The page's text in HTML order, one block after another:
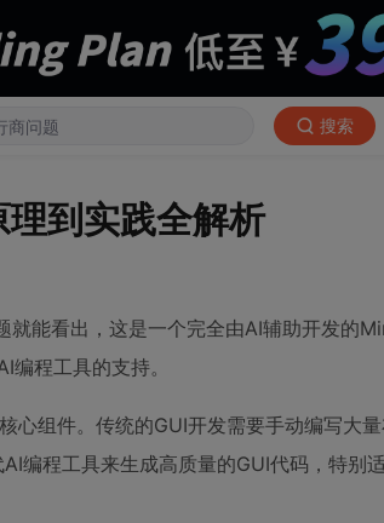
搜索
到实践全解析
能看出，这是一个完全由AI辅助开发的
程工具的支持。
组件。传统的GUI开发需要手动编写大
编程工具来生成高质量的GUI代码，特别